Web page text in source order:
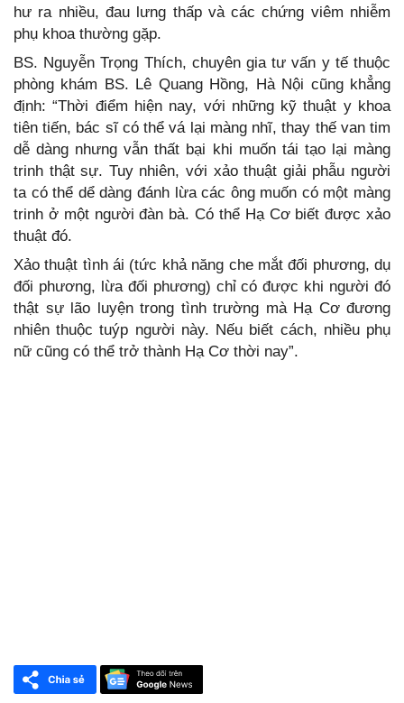
hư ra nhiều, đau lưng thấp và các chứng viêm nhiễm
phụ khoa thường gặp.
BS. Nguyễn Trọng Thích, chuyên gia tư vấn y tế thuộc
phòng khám BS. Lê Quang Hồng, Hà Nội cũng khẳng
định: “Thời điểm hiện nay, với những kỹ thuật y khoa
tiên tiến, bác sĩ có thể vá lại màng nhĩ, thay thế van tim
dễ dàng nhưng vẫn thất bại khi muốn tái tạo lại màng
trinh thật sự. Tuy nhiên, với xảo thuật giải phẫu người
ta có thể dể dàng đánh lừa các ông muốn có một màng
trinh ở một người đàn bà. Có thể Hạ Cơ biết được xảo
thuật đó.
Xảo thuật tình ái (tức khả năng che mắt đối phương, dụ
đối phương, lừa đối phương) chỉ có được khi người đó
thật sự lão luyện trong tình trường mà Hạ Cơ đương
nhiên thuộc tuýp người này. Nếu biết cách, nhiều phụ
nữ cũng có thể trở thành Hạ Cơ thời nay”.